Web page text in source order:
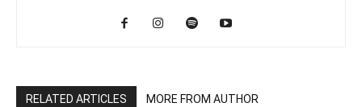
RELATED ARTICLES MORE FROM AUTHOR